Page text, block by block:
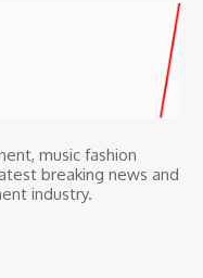
music fashion
breaking news and
industry.